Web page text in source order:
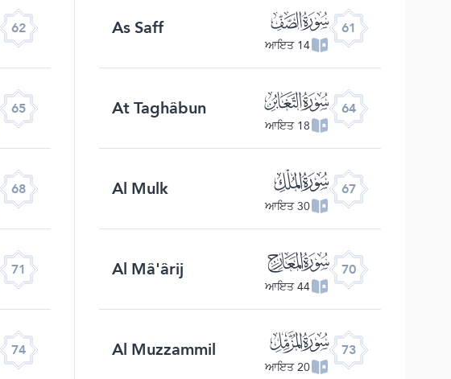
61 ﯪ
14 ਆਇਤ
As Saff
62
64 ﯭ
18 ਆਇਤ
At Taghâbun
65
67 ﯰ
30 ਆਇਤ
Al Mulk
68
70 ﯳ
44 ਆਇਤ
Al Mâ'ârij
71
73 ﯶ
20 ਆਇਤ
Al Muzzammil
74